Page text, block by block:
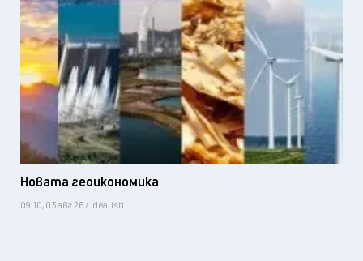
Новата геоикономика
09:10, 03 авг 26 / Idealisti